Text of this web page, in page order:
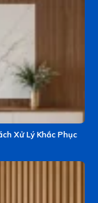
Xử Lý Khắc Phục